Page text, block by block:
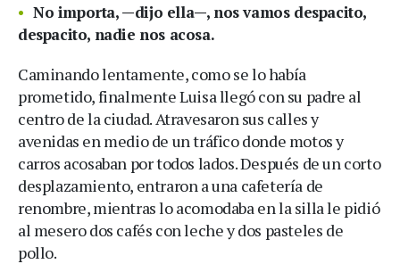
No importa, —dijo ella—, nos vamos despacito,
despacito, nadie nos acosa.
Caminando lentamente, como se lo había
prometido, finalmente Luisa llegó con su padre al
centro de la ciudad. Atravesaron sus calles y
avenidas en medio de un tráfico donde motos y
carros acosaban por todos lados. Después de un corto
desplazamiento, entraron a una cafetería de
renombre, mientras lo acomodaba en la silla le pidió
al mesero dos cafés con leche y dos pasteles de
pollo.